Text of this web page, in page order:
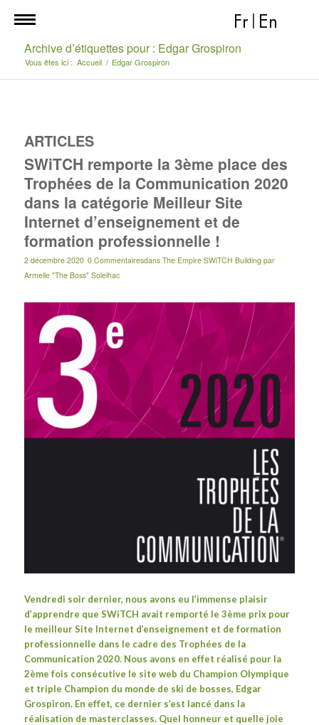
Fr En
Archive d’étiquettes pour : Edgar Grospiron
Vous êtes ici : Accueil / Edgar Grospiron
ARTICLES
SWiTCH remporte la 3ème place des
Trophées de la Communication 2020
dans la catégorie Meilleur Site
Internet d’enseignement et de
formation professionnelle !
2 décembre 2020 0 Commentairesdans The Empire SWiTCH Building par
Armelle "The Boss" Solelhac
Vendredi soir dernier, nous avons eu l’immense plaisir
d’apprendre que SWiTCH avait remporté le 3ème prix pour
le meilleur Site Internet d’enseignement et de formation
professionnelle dans le cadre des Trophées de la
Communication 2020. Nous avons en effet réalisé pour la
2ème fois consécutive le site web du Champion Olympique
et triple Champion du monde de ski de bosses, Edgar
Grospiron. En effet, ce dernier s’est lancé dans la
réalisation de masterclasses. Quel honneur et quelle joie